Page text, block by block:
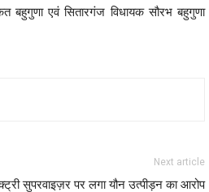
एवं सितारगंज विधायक सौरभ बहुगुणा
Next article
सुपरवाइज़र पर लगा यौन उत्पीड़न का आरोप